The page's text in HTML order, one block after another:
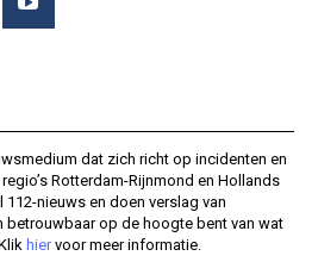
dat zich richt op incidenten en
Rotterdam-Rijnmond en Hollands
nieuws en doen verslag van
betrouwbaar op de hoogte bent van wat
hiervoor meer informatie.